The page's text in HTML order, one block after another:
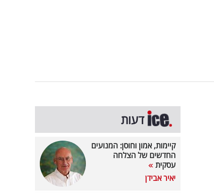
דעות
קיימות, אמון וחוסן: המנועים
החדשים של הצלחה
עסקית
יאיר אבידן